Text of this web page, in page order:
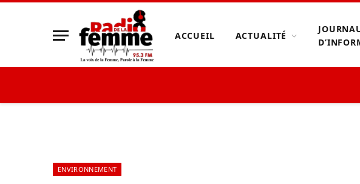
ACCUEIL ACTUALITÉ
ENVIRONNEMENT